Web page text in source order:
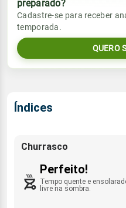
Rajada de vento
Sol
06:53h às 18:11h
Chuva
0.0mm
Rajada de vento
Sol
preparado?
Cadastre-se para receber
temporada.
QUERO
Índices
Churrasco
Perfeito!
Tempo quente e
livre na sombra.